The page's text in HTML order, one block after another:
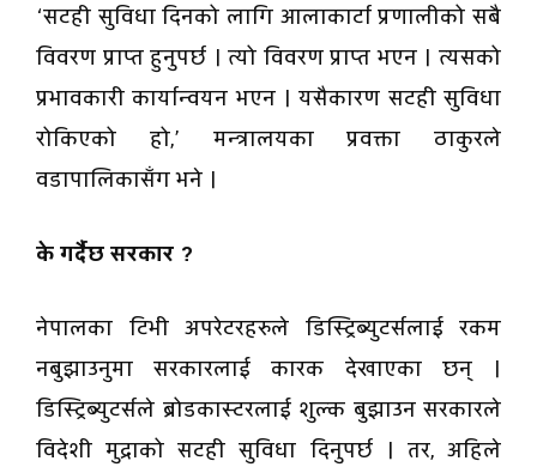
‘सटही सुविधा दिनको लागि आलाकार्टा प्रणालीको सबै
विवरण प्राप्त हुनुपर्छ । त्यो विवरण प्राप्त भएन । त्यसको
प्रभावकारी कार्यान्वयन भएन । यसैकारण सटही सुविधा
रोकिएको हो,’ मन्त्रालयका प्रवक्ता ठाकुरले
वडापालिकासँग भने ।
के गर्दैछ सरकार ?
नेपालका टिभी अपरेटरहरुले डिस्ट्रिब्युटर्सलाई रकम
नबुझाउनुमा सरकारलाई कारक देखाएका छन् ।
डिस्ट्रिब्युटर्सले ब्रोडकास्टरलाई शुल्क बुझाउन सरकारले
विदेशी मुद्राको सटही सुविधा दिनुपर्छ । तर, अहिले